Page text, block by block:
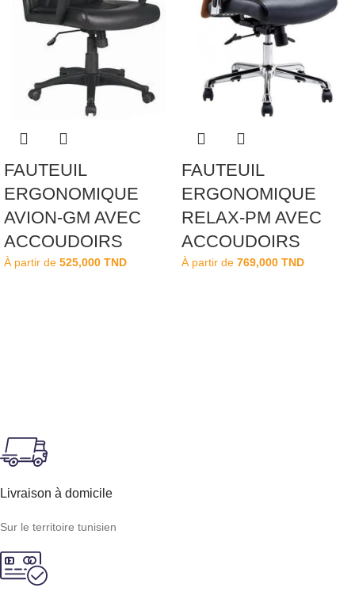
FAUTEUIL
ERGONOMIQUE
AVION-GM AVEC
ACCOUDOIRS
À partir de 525,000 TND
FAUTEUIL
ERGONOMIQUE
RELAX-PM AVEC
ACCOUDOIRS
À partir de 769,000 TND
Livraison à domicile
Sur le territoire tunisien